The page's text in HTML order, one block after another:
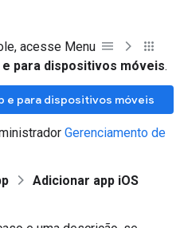
acesse Menu
e para dispositivos móveis.
e para dispositivos móveis
Gerenciamento de
Adicionar app iOS